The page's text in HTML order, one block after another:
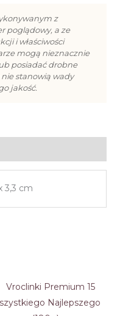
z
poglądowy, a ze
i właściwości
mogą nieznacznie
posiadać drobne
stanowią wady
jakość.
3,3 cm